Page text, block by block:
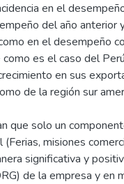
en el
del año anterior
en el desempeño
es el caso del
en sus
de la región sur
que solo un
misiones
significativa y
de la empresa y en